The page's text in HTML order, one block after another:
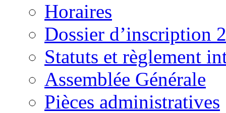
Horaires
Dossier d’inscription
Statuts et règlement
Assemblée Générale
Pièces administratives